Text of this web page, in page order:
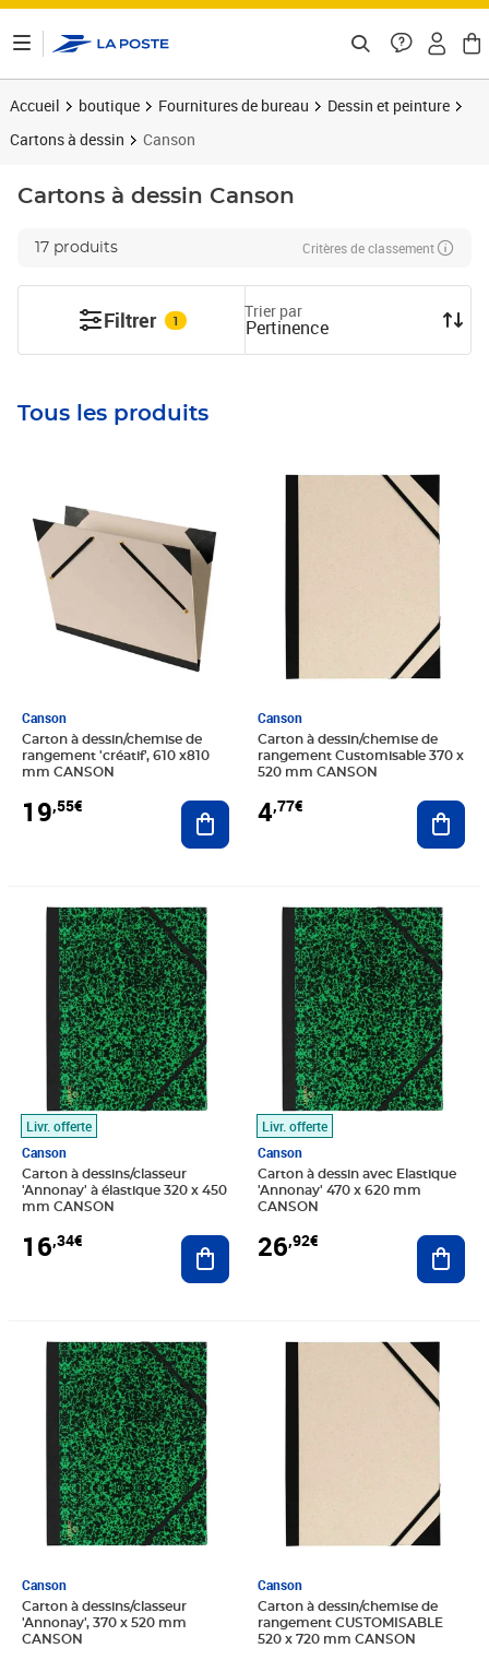
Accueil boutique Fournitures de bureau
Dessin et peinture
Cartons à dessin
Canson
Cartons à dessin Canson
17 produits Critères de classement
Filtrer 1 Trier par
Pertinence
Tous les produits
Canson
Carton à dessin/chemise de
rangement 'créatif', 610 x810
mm CANSON
19,55€ Ajouter au panier
Canson
Carton à dessin/chemise de
rangement Customisable 370 x
520 mm CANSON
4,77€
Livr. offerte
Canson
Carton à dessins/classeur
'Annonay' à élastique 320 x 450
mm CANSON
16,34€
Prix 16,34€
Ajouter au panier
Livr. offerte
Canson
Carton à dessin avec Elastique
'Annonay' 470 x 620 mm
CANSON
26,92€
Prix 26,92€
Canson
Carton à dessins/classeur
'Annonay', 370 x 520 mm
CANSON
Prix 9,26€
Canson
Carton à dessin/chemise de
rangement CUSTOMISABLE
520 x 720 mm CANSON